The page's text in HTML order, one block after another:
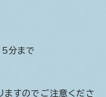
分まで
すのでご注意くださ